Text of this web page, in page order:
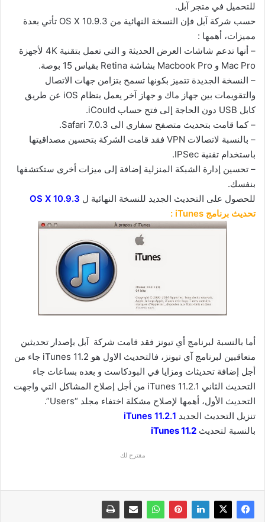
للتحميل في متجر آبل.
حسب شركة آبل فإن النسخة النهائية من OS X 10.9.3 تأتي بعدة
مميزات، أهمها :
– أنها تدعم شاشات العرض الحديثة و التي تعمل بتقنية 4K لأجهزة
Mac Pro و Macbook Pro بشاشة Retina بقياس 15 بوصة.
– النسخة الجديدة تتميز بكونها تسمح بتزامن جهات الاتصال
والتقويمات بين جهاز ماك و جهاز آخر يعمل بنظام iOS عن طريق
كابل USB دون الحاجة إلى فتح حساب iCould.
– كما قامت بتحديث متصفح سفاري الى Safari 7.0.3.
– بالنسبة لاتصالات VPN فقد قامت الشركة بتحسين مصداقيتها
باستخدام تقنية IPSec.
– تحسين إدارة الشبكة المنزلية إضافة إلى ميزات أخرى ستكتشفها
بنفسك.
للحصول على التحديث الجديد للنسخة النهائية ل OS X 10.9.3
تحديث برنامج iTunes :
أما بالنسبة لبرنامج أي تيونز فقد قامت شركة آبل بإصدار تحديثين
متعاقبين لبرنامج آي تيونز، فالتحديث الاول هو iTunes 11.2 جاء من
أجل إضافة تحديثات ومزايا في البودكاست و بعده بساعات جاء
التحديث الثاني iTunes 11.2.1 من أجل إصلاح المشاكل التي واجهت
التحديث الأول، أهمها لإصلاح مشكلة اختفاء مجلد “Users”.
تنزيل التحديث الجديد 1.iTunes 11.2
بالنسبة لتحديث iTunes 11.2
مقترح لك